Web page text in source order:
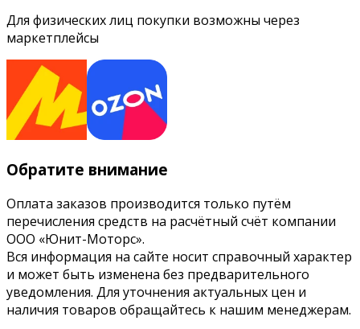
Для физических лиц покупки возможны через
маркетплейсы
Обратите внимание
Оплата заказов производится только путём
перечисления средств на расчётный счёт компании
ООО «Юнит-Моторс».
Вся информация на сайте носит справочный характер
и может быть изменена без предварительного
уведомления. Для уточнения актуальных цен и
наличия товаров обращайтесь к нашим менеджерам.